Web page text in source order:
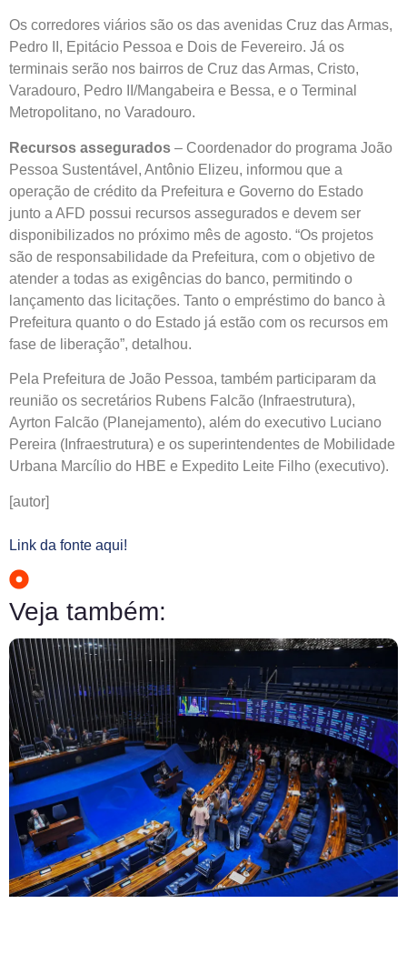
Os corredores viários são os das avenidas Cruz das Armas,
Pedro II, Epitácio Pessoa e Dois de Fevereiro. Já os
terminais serão nos bairros de Cruz das Armas, Cristo,
Varadouro, Pedro II/Mangabeira e Bessa, e o Terminal
Metropolitano, no Varadouro.
Recursos assegurados – Coordenador do programa João
Pessoa Sustentável, Antônio Elizeu, informou que a
operação de crédito da Prefeitura e Governo do Estado
junto a AFD possui recursos assegurados e devem ser
disponibilizados no próximo mês de agosto. “Os projetos
são de responsabilidade da Prefeitura, com o objetivo de
atender a todas as exigências do banco, permitindo o
lançamento das licitações. Tanto o empréstimo do banco à
Prefeitura quanto o do Estado já estão com os recursos em
fase de liberação”, detalhou.
Pela Prefeitura de João Pessoa, também participaram da
reunião os secretários Rubens Falcão (Infraestrutura),
Ayrton Falcão (Planejamento), além do executivo Luciano
Pereira (Infraestrutura) e os superintendentes de Mobilidade
Urbana Marcílio do HBE e Expedito Leite Filho (executivo).
[autor]
Link da fonte aqui!
Veja também: